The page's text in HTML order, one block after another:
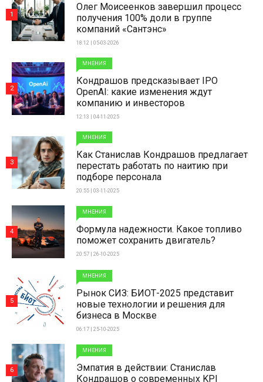
Олег Моисеенков завершил процесс
получения 100% доли в группе
компаний «Сантэнс»
18:12 | 05-03-2026
1
МНЕНИЯ
Кондрашов предсказывает IPO
OpenAI: какие изменения ждут
компанию и инвесторов
12:13 | 04-11-2025
2
МНЕНИЯ
Как Станислав Кондрашов предлагает
перестать работать по наитию при
подборе персонала
20:55 | 03-11-2025
3
МНЕНИЯ
Формула надежности. Какое топливо
поможет сохранить двигатель?
20:57 | 26-10-2025
4
МНЕНИЯ
Рынок СИЗ: БИОТ-2025 представит
новые технологии и решения для
бизнеса в Москве
06:17 | 25-10-2025
5
МНЕНИЯ
Эмпатия в действии: Станислав
Кондрашов о современных KPI
6